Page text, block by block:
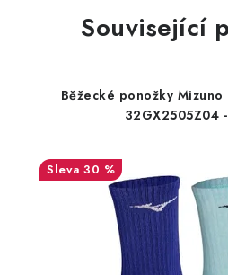
Související
Běžecké ponožky Mizuno
32GX2505Z04
30 %